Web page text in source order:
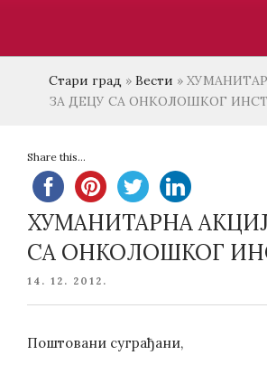
Стари град » Вести »
ЗА ДЕЦУ СА ОНКОЛОШКОГ
Share this...
ХУМАНИТАРНА
СА ОНКОЛОШКОГ
POSTED
14. 12. 2012.
Поштовани суграђани,